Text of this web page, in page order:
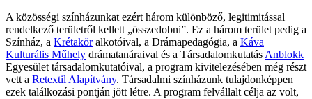
A közösségi színházunkat ezért három különböző, legitimitással
rendelkező területről kellett „összedobni”. Ez a három terület pedig a
Színház, a Krétaköralkotóival, a Drámapedagógia, a Káva
Kulturális Műhely drámatanáraival és a Társadalomkutatás Anblokk
Egyesület társadalomkutatóival, a program kivitelezésében még részt
vett a Retextil Alapítvány. Társadalmi színházunk tulajdonképpen
ezek találkozási pontján jött létre. A program felvállalt célja az volt,